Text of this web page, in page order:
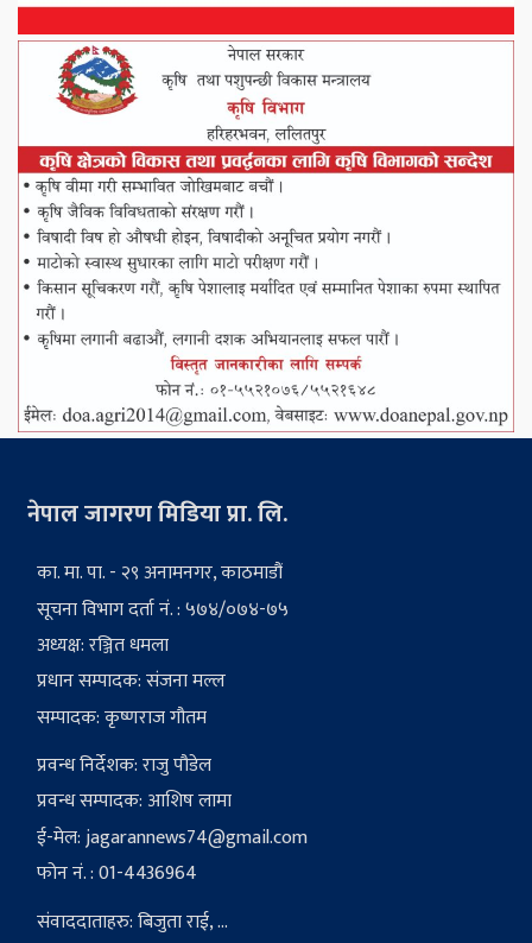
नेपाल जागरण मिडिया प्रा. लि.
का. मा. पा. - २९ अनामनगर, काठमाडौं
सूचना विभाग दर्ता नं. : ५७४/०७४-७५
अध्यक्ष: रञ्जित धमला
प्रधान सम्पादक: संजना मल्ल
सम्पादक: कृष्णराज गौतम
प्रवन्ध निर्देशक: राजु पौडेल
प्रवन्ध सम्पादक: आशिष लामा
ई-मेल:jagarannews74@gmail.com
फोन नं. : 01-4436964
संवाददाताहरु: बिजुता राई, ...